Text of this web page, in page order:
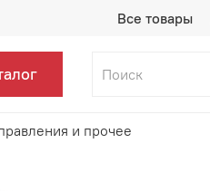
Все товары
и прочее